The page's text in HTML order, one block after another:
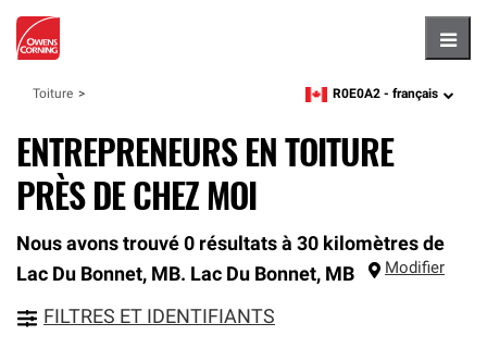
Toiture zipcode,language
R0E0A2 - français
ENTREPRENEURS EN TOITURE
PRÈS DE CHEZ MOI
Nous avons trouvé 0 résultats à 30 kilomètres de
Lac Du Bonnet, MB. Lac Du Bonnet, MB Modifier
FILTRES ET IDENTIFIANTS